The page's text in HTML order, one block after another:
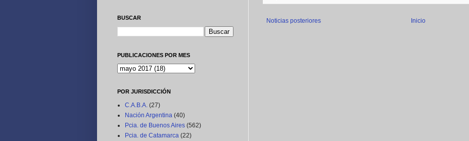
Noticias posteriores Inicio
BUSCAR
PUBLICACIONES POR MES
POR JURISDICCIÓN
C.A.B.A. (27)
Nación Argentina (40)
Pcia. de Buenos Aires (562)
Pcia. de Catamarca (22)